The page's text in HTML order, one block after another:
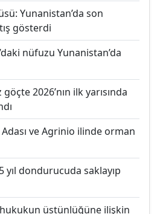
Yunanistan’da son
gösterdi
nüfuzu Yunanistan’da
2026’nın ilk yarısında
ve Agrinio ilinde orman
yıl dondurucuda saklayıp
hukukun üstünlüğüne ilişkin